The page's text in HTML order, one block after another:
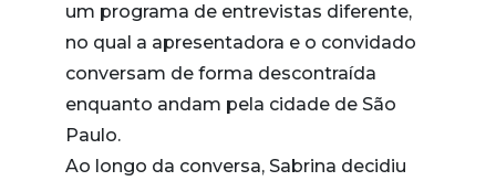
um programa de entrevistas diferente,
no qual a apresentadora e o convidado
conversam de forma descontraída
enquanto andam pela cidade de São
Paulo.
Ao longo da conversa, Sabrina decidiu